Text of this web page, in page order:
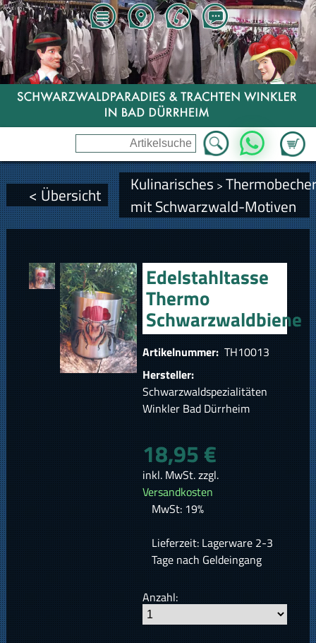
Zum
WhatsApp
< Übersicht Kulinarisches > Thermobecher
mit Schwarzwald-Motiven
Edelstahltasse
Thermo
Schwarzwaldbiene
Artikelnummer: TH10013
Hersteller:
Schwarzwaldspezialitäten
Winkler Bad Dürrheim
18,95 €
inkl. MwSt. zzgl.
Versandkosten
MwSt: 19%
Lieferzeit: Lagerware 2-3
Tage nach Geldeingang
Anzahl: